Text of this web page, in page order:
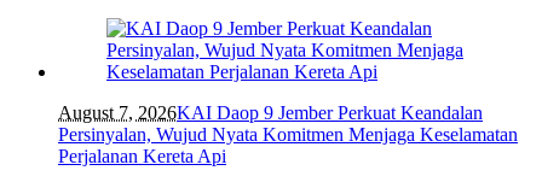
August 7, 2026KAI Daop 9 Jember Perkuat Keandalan
Persinyalan, Wujud Nyata Komitmen Menjaga Keselamatan
Perjalanan Kereta Api